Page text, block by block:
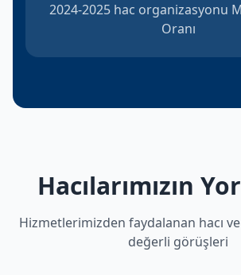
2024-2025 hac organizasyonu
Oranı
Hacılarımızın
Hizmetlerimizden faydalanan hacı
değerli görüşleri